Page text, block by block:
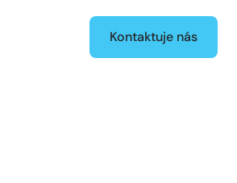
Kontaktuje nás